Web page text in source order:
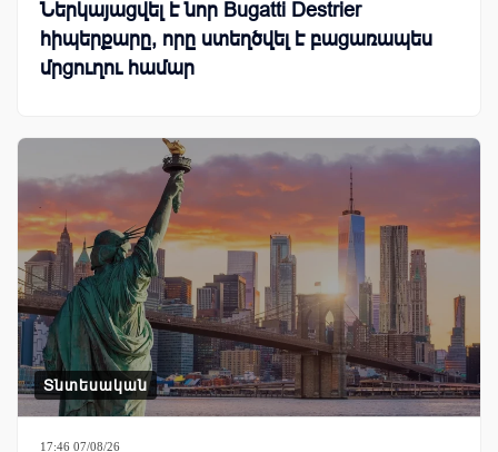
Ներկայացվել է նոր Bugatti Destrier
հիպերքարը, որը ստեղծվել է բացառապես
մրցուղու համար
Տնտեսական
17:46 07/08/26